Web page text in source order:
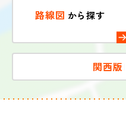
路線図 から探す
関西版